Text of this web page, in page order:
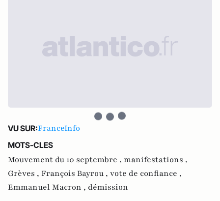
VU SUR:FranceInfo
MOTS-CLES
Mouvement du 10 septembre , manifestations ,
Grèves , François Bayrou , vote de confiance ,
Emmanuel Macron , démission